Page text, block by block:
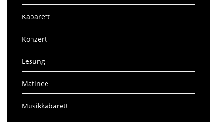
Kabarett
Konzert
Lesung
Matinee
Musikkabarett